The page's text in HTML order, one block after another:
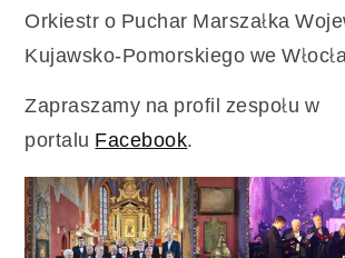
Orkiestr o Puchar Marszałka
Kujawsko-Pomorskiego we
Zapraszamy na profil zespołu w
portalu Facebook.